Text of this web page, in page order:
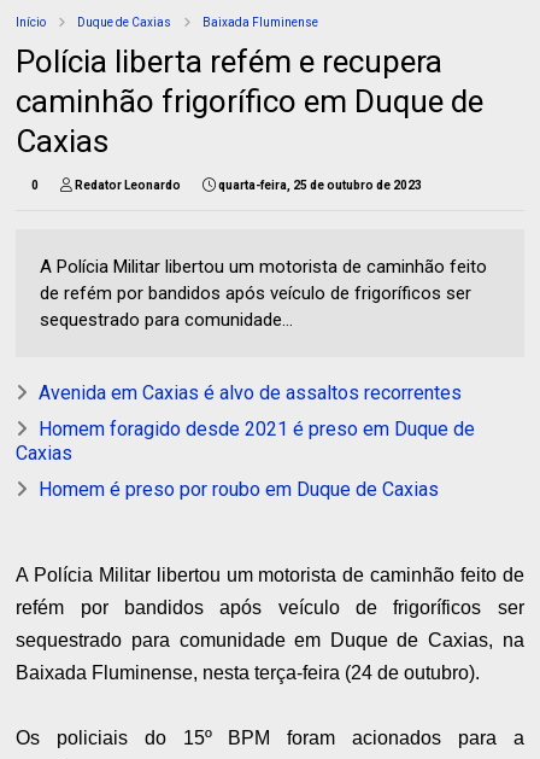
Início Duque de Caxias Baixada Fluminense
Polícia liberta refém e recupera
caminhão frigorífico em Duque de
Caxias
0 Redator Leonardo quarta-feira, 25 de outubro de 2023
A Polícia Militar libertou um motorista de caminhão feito
de refém por bandidos após veículo de frigoríficos ser
sequestrado para comunidade...
Avenida em Caxias é alvo de assaltos recorrentes
Homem foragido desde 2021 é preso em Duque de
Caxias
Homem é preso por roubo em Duque de Caxias
A Polícia Militar libertou um motorista de caminhão feito de
refém por bandidos após veículo de frigoríficos ser
sequestrado para comunidade em Duque de Caxias, na
Baixada Fluminense, nesta terça-feira (24 de outubro).
Os policiais do 15º BPM foram acionados para a